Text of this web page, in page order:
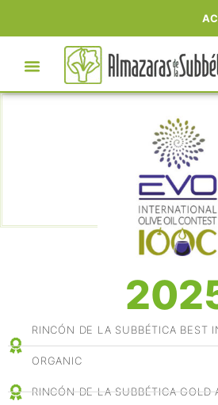
RINCÓN DE LA SUBBÉTICA BEST
ORGANIC
RINCÓN DE LA SUBBÉTICA GOLD